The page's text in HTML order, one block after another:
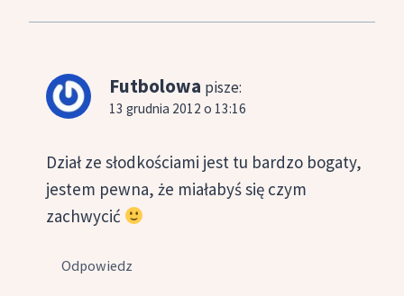
Futbolowa pisze:
13 grudnia 2012 o 13:16
Dział ze słodkościami jest tu bardzo bogaty,
jestem pewna, że miałabyś się czym
zachwycić
Odpowiedz